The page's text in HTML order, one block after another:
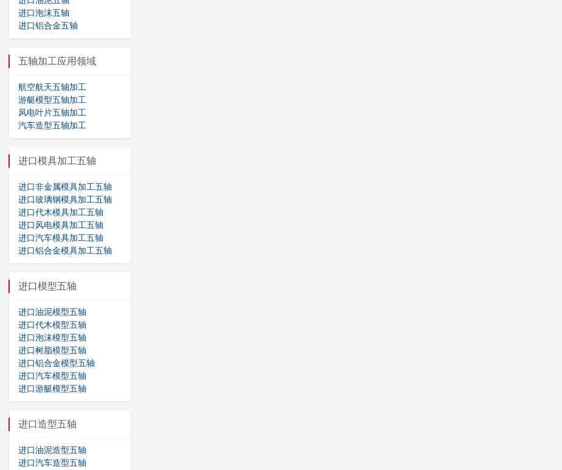
进口泡沫五轴
进口铝合金五轴
五轴加工应用领域
航空航天五轴加工
游艇模型五轴加工
风电叶片五轴加工
汽车造型五轴加工
进口模具加工五轴
进口非金属模具加工五轴
进口玻璃钢模具加工五轴
进口代木模具加工五轴
进口风电模具加工五轴
进口汽车模具加工五轴
进口铝合金模具加工五轴
进口模型五轴
进口油泥模型五轴
进口代木模型五轴
进口泡沫模型五轴
进口树脂模型五轴
进口铝合金模型五轴
进口汽车模型五轴
进口游艇模型五轴
进口造型五轴
进口油泥造型五轴
进口汽车造型五轴